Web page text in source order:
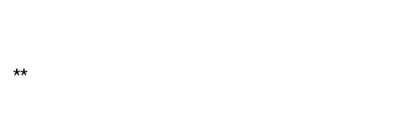
**